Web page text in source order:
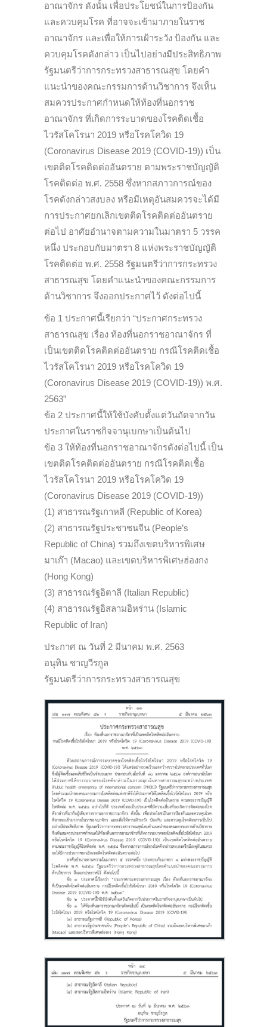
อาณาจักร ดังนั้น เพื่อประโยชน์ในการป้องกัน
และควบคุมโรค ที่อาจจะเข้ามาภายในราช
อาณาจักร และเพื่อให้การเฝ้าระวัง ป้องกัน และ
ควบคุมโรคดังกล่าว เป็นไปอย่างมีประสิทธิภาพ
รัฐมนตรีว่าการกระทรวงสาธารณสุข โดยคำ
แนะนำของคณะกรรมการด้านวิชาการ จึงเห็น
สมควรประกาศกำหนดให้ท้องที่นอกราช
อาณาจักร ที่เกิดการระบาดของโรคติดเชื้อ
ไวรัสโคโรนา 2019 หรือโรคโควิด 19
(Coronavirus Disease 2019 (COVID-19)) เป็น
เขตติดโรคติดต่ออันตราย ตามพระราชบัญญัติ
โรคติดต่อ พ.ศ. 2558 ซึ่งหากสภาวการณ์ของ
โรคดังกล่าวสงบลง หรือมีเหตุอันสมควรจะได้มี
การประกาศยกเลิกเขตติดโรคติดต่ออันตราย
ต่อไป อาศัยอำนาจตามความในมาตรา 5 วรรค
หนึ่ง ประกอบกับมาตรา 8 แห่งพระราชบัญญัติ
โรคติดต่อ พ.ศ. 2558 รัฐมนตรีว่าการกระทรวง
สาธารณสุข โดยคำแนะนำของคณะกรรมการ
ด้านวิชาการ จึงออกประกาศไว้ ดังต่อไปนี้
ข้อ 1 ประกาศนี้เรียกว่า “ประกาศกระทรวง
สาธารณสุข เรื่อง ท้องที่นอกราชอาณาจักร ที่
เป็นเขตติดโรคติดต่ออันตราย กรณีโรคติดเชื้อ
ไวรัสโคโรนา 2019 หรือโรคโควิด 19
(Coronavirus Disease 2019 (COVID-19)) พ.ศ.
2563”
ข้อ 2 ประกาศนี้ให้ใช้บังคับตั้งแต่วันถัดจากวัน
ประกาศในราชกิจจานุเบกษาเป็นต้นไป
ข้อ 3 ให้ท้องที่นอกราชอาณาจักรดังต่อไปนี้ เป็น
เขตติดโรคติดต่ออันตราย กรณีโรคติดเชื้อ
ไวรัสโคโรนา 2019 หรือโรคโควิด 19
(Coronavirus Disease 2019 (COVID-19))
(1) สาธารณรัฐเกาหลี (Republic of Korea)
(2) สาธารณรัฐประชาชนจีน (People’s
Republic of China) รวมถึงเขตบริหารพิเศษ
มาเก๊า (Macao) และเขตบริหารพิเศษฮ่องกง
(Hong Kong)
(3) สาธารณรัฐอิตาลี (Italian Republic)
(4) สาธารณรัฐอิสลามอิหร่าน (Islamic
Republic of Iran)
ประกาศ ณ วันที่ 2 มีนาคม พ.ศ. 2563
อนุทิน ชาญวีรกูล
รัฐมนตรีว่าการกระทรวงสาธารณสุข